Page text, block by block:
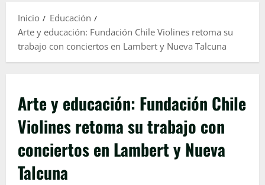
Inicio
Educación
Arte y educación: Fundación Chile Violines retoma su
trabajo con conciertos en Lambert y Nueva Talcuna
Arte y educación: Fundación Chile
Violines retoma su trabajo con
conciertos en Lambert y Nueva
Talcuna